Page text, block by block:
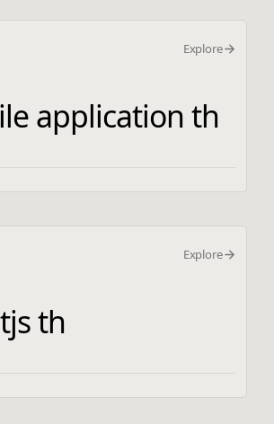
Explore
application th
Explore
th